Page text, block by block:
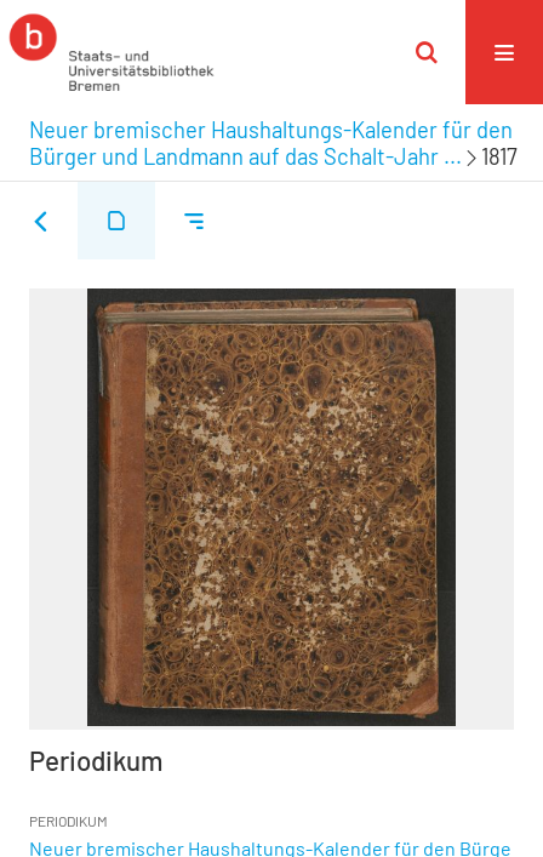
Neuer bremischer Haushaltungs-Kalender für den
Bürger und Landmann auf das Schalt-Jahr ...
1817
Periodikum
PERIODIKUM
Neuer bremischer Haushaltungs-Kalender für den Bürge